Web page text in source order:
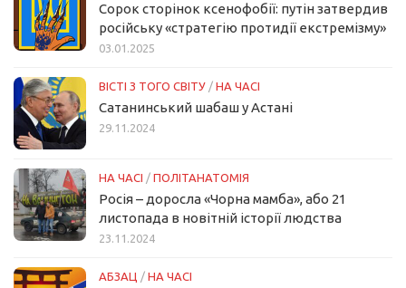
Сорок сторінок ксенофобії: путін затвердив
російську «стратегію протидії екстремізму»
03.01.2025
ВІСТІ З ТОГО СВІТУ / НА ЧАСІ
Сатанинський шабаш у Астані
29.11.2024
НА ЧАСІ / ПОЛІТАНАТОМІЯ
Росія – доросла «Чорна мамба», або 21
листопада в новітній історії людства
23.11.2024
АБЗАЦ / НА ЧАСІ